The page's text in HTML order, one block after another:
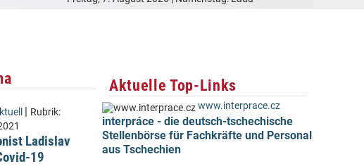
| Rubrik:
Ladislav
19
Aktuelle Top-Links
www.interprace.cz
interpráce - die deutsch-tschechische
Stellenbörse für Fachkräfte und Personal
aus Tschechien